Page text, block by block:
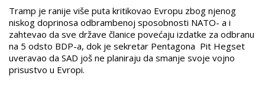
Tramp je ranije više puta kritikovao Evropu zbog njenog
niskog doprinosa odbrambenoj sposobnosti NATO- a i
zahtevao da sve države članice povećaju izdatke za odbranu
na 5 odsto BDP-a, dok je sekretar Pentagona Pit Hegset
uveravao da SAD još ne planiraju da smanje svoje vojno
prisustvo u Evropi.